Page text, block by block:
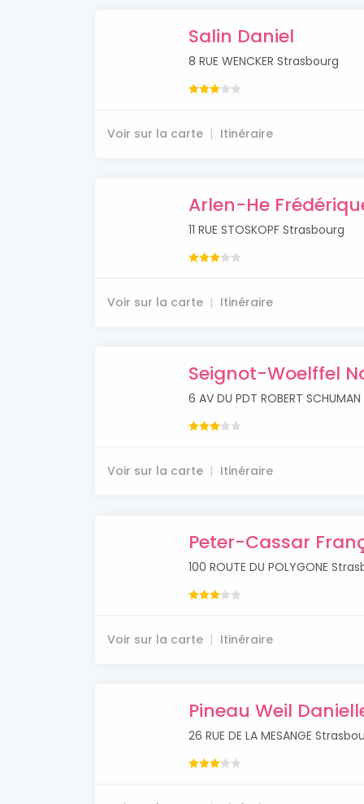
Salin Daniel
8 RUE WENCKER Strasbourg
Voir sur la carte Itinéraire
Arlen-He
11 RUE STOSKOPF Strasbourg
Voir sur la carte Itinéraire
Seignot-Woelffel
6 AV DU PDT ROBERT
Voir sur la carte Itinéraire
Peter-Cassar
100 ROUTE DU POLYGONE
Voir sur la carte Itinéraire
Pineau Weil
26 RUE DE LA MESANGE